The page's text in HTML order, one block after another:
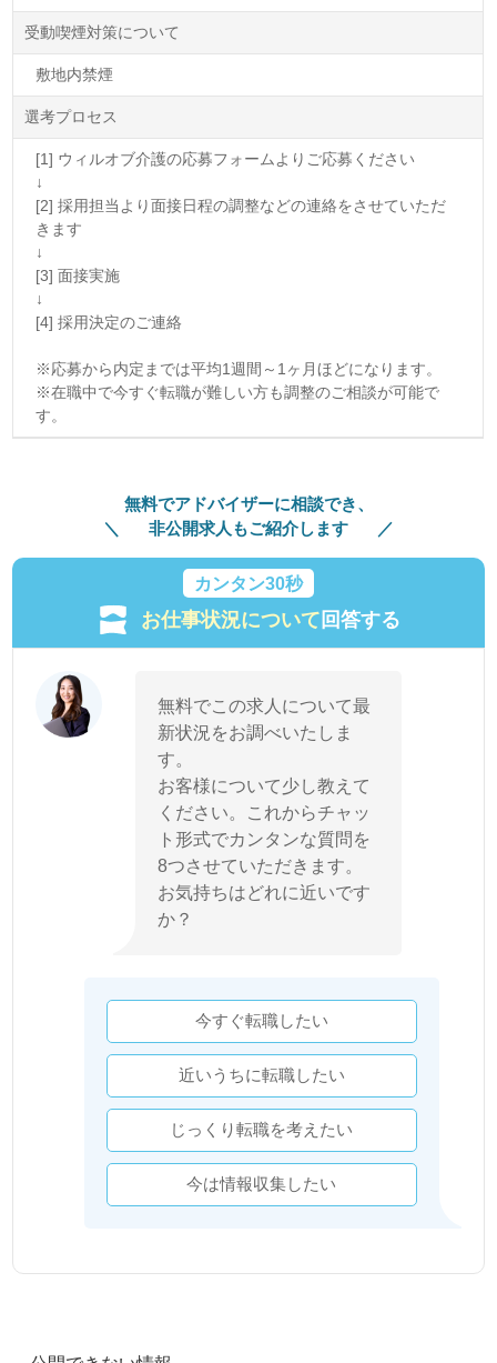
受動喫煙対策について
敷地内禁煙
選考プロセス
[1] ウィルオブ介護の応募フォームよりご応募ください
↓
[2] 採用担当より面接日程の調整などの連絡をさせていただ
きます
↓
[3] 面接実施
↓
[4] 採用決定のご連絡
※応募から内定までは平均1週間～1ヶ月ほどになります。
※在職中で今すぐ転職が難しい方も調整のご相談が可能で
す。
無料でアドバイザーに相談でき、
非公開求人もご紹介します
カンタン30秒
お仕事状況について回答する
無料でこの求人について最
新状況をお調べいたしま
す。
お客様について少し教えて
ください。これからチャッ
ト形式でカンタンな質問を
8つさせていただきます。
お気持ちはどれに近いです
か？
今すぐ転職したい
近いうちに転職したい
じっくり転職を考えたい
今は情報収集したい